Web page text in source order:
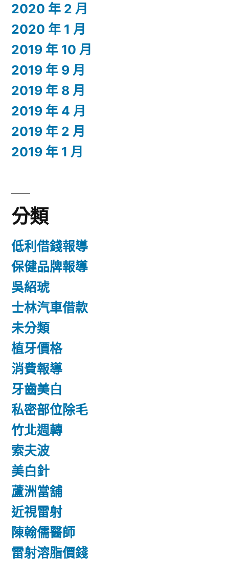
2020 年 2 月
2020 年 1 月
2019 年 10 月
2019 年 9 月
2019 年 8 月
2019 年 4 月
2019 年 2 月
2019 年 1 月
分類
低利借錢報導
保健品牌報導
吳紹琥
士林汽車借款
未分類
植牙價格
消費報導
牙齒美白
私密部位除毛
竹北週轉
索夫波
美白針
蘆洲當舖
近視雷射
陳翰儒醫師
雷射溶脂價錢